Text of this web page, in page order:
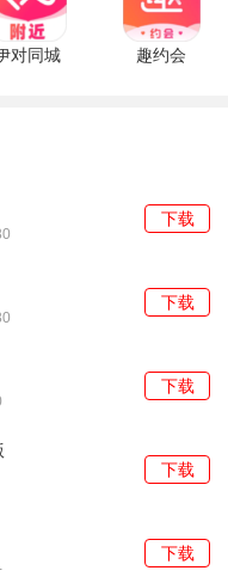
的操作查看本季新番，
看的集数，更新时还会
络的情况下也能观看已
使用。
户轻松找到想看的经典
一部番剧都是经过严格
对同城
趣约会
下载
下载
下载
下载
下载